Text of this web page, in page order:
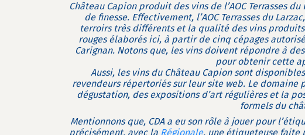
Château Capion produit des vins de l’AOC Terrasses
de finesse. Effectivement, l’AOC Terrasses du
terroirs très différents et la qualité des vins
rouges élaborés ici, à partir de cinq cépages
Carignan. Notons que, les vins doivent répondre à
pour obtenir cette
Aussi, les vins du Château Capion sont
revendeurs répertoriés sur leur site web. Le domaine
dégustation, des expositions d’art régulières et la
formels du
Mentionnons que, CDA a eu son rôle à jouer pour
précisément, avec la Régionale, une étiqueteuse faite